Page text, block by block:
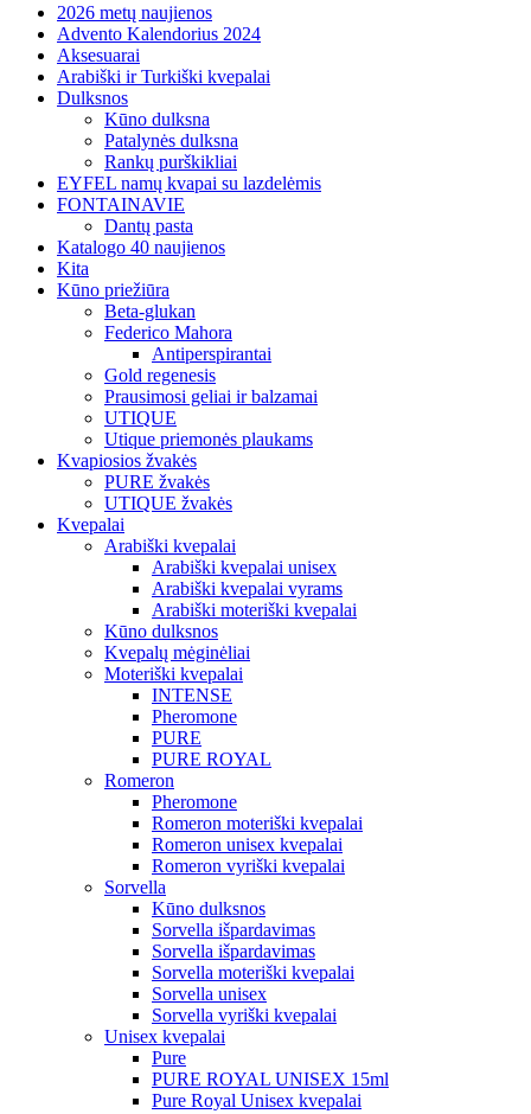
2026 metų naujienos
Advento Kalendorius 2024
Aksesuarai
Arabiški ir Turkiški kvepalai
Dulksnos
Kūno dulksna
Patalynės dulksna
Rankų purškikliai
EYFEL namų kvapai su lazdelėmis
FONTAINAVIE
Dantų pasta
Katalogo 40 naujienos
Kita
Kūno priežiūra
Beta-glukan
Federico Mahora
Antiperspirantai
Gold regenesis
Prausimosi geliai ir balzamai
UTIQUE
Utique priemonės plaukams
Kvapiosios žvakės
PURE žvakės
UTIQUE žvakės
Kvepalai
Arabiški kvepalai
Arabiški kvepalai unisex
Arabiški kvepalai vyrams
Arabiški moteriški kvepalai
Kūno dulksnos
Kvepalų mėginėliai
Moteriški kvepalai
INTENSE
Pheromone
PURE
PURE ROYAL
Romeron
Pheromone
Romeron moteriški kvepalai
Romeron unisex kvepalai
Romeron vyriški kvepalai
Sorvella
Kūno dulksnos
Sorvella išpardavimas
Sorvella išpardavimas
Sorvella moteriški kvepalai
Sorvella unisex
Sorvella vyriški kvepalai
Unisex kvepalai
Pure
PURE ROYAL UNISEX 15ml
Pure Royal Unisex kvepalai